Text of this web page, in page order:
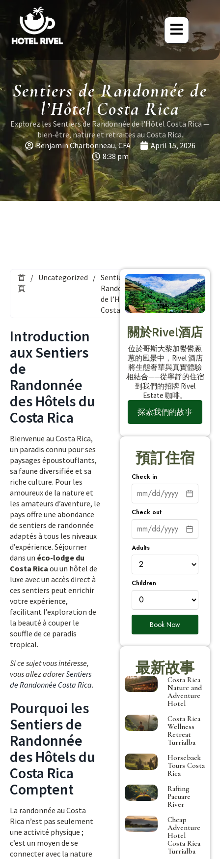
Sentiers de Randonnée de
l’Hôtel Costa Rica
Explorez les Sentiers de Randonnée de l'Hôtel Costa Rica —
bien-être, nature et retraites au Costa Rica.
Benjamin Charbonneau, CFA
April 15, 2026
8:38 pm
首
頁
/ Uncategorized / Sentiers de
Randonnée
de l’Hôtel
Costa Rica
Introduction
aux Sentiers
de
Randonnée
des Hôtels du
Costa Rica
Bienvenue au Costa Rica,
un paradis connu pour ses
paysages époustouflants,
sa faune diversifiée et sa
riche culture. Pour les
amoureux de la nature et
les amateurs d’aventure, le
pays offre une abondance
de sentiers de randonnée
adaptés à tous les niveaux
d’expérience. Séjourner
dans un éco-lodge du
Costa Rica ou un hôtel de
luxe avec un accès direct à
ces sentiers peut enrichir
votre expérience,
facilitant l’exploration de
la beauté à couper le
souffle de ce paradis
tropical.
Si ce sujet vous intéresse,
vous allez adorerSentiers
de Randonnée Costa Rica.
Pourquoi les
Sentiers de
Randonnée
des Hôtels du
Costa Rica
Comptent
La randonnée au Costa
Rica n’est pas seulement
une activité physique ;
c’est un moyen de se
connecter avec la nature
關於Rivel酒店
位於哥斯大黎加鬱鬱蔥
蔥的風景中，Rivel 酒店
將生態奢華與真實體驗
相結合——從寧靜的住宿
到我們的招牌 Rivel
Estate 咖啡。
探索我們的故事
預訂住宿
Check in
Check out
Adults
Children
Book Now
最新故事
Costa Rica
Nature and
Adventure
Hotel
Costa Rica
Wellness
Retreat
Turrialba
Horseback
Tours Costa
Rica
Rafting
Pacuare
River
Cheap
Adventure
Hotel
Costa Rica
Turrialba